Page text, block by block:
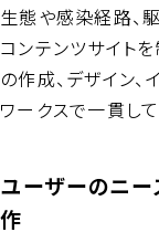
生態や感染経路、
コンテンツサイト
の作成、デザイン、
ワークスで一貫し
ユーザーのニー
作